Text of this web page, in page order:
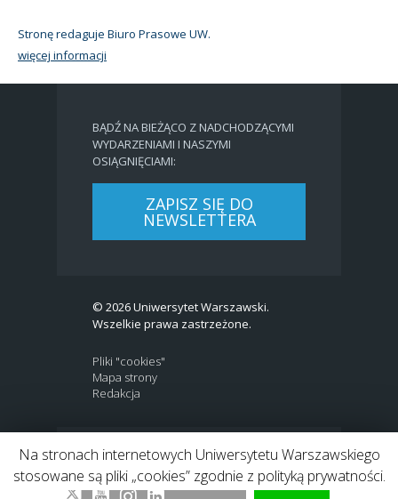
Stronę redaguje Biuro Prasowe UW.
więcej informacji
BĄDŹ NA BIEŻĄCO Z NADCHODZĄCYMI
WYDARZENIAMI I NASZYMI
OSIĄGNIĘCIAMI:
ZAPISZ SIĘ DO
NEWSLETTERA
© 2026 Uniwersytet Warszawski.
Wszelkie prawa zastrzeżone.
Pliki "cookies"
Mapa strony
Redakcja
BIP | EN
Link to Twitter profile
Na stronach internetowych Uniwersytetu Warszawskiego
stosowane są pliki „cookies” zgodnie z polityką prywatności.